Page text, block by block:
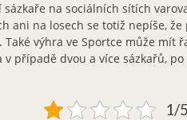
na sociálních sítích
ani na losech se totiž nepíše, že
výhra ve Sportce může mít
případě dvou a více sázkařů,
1/